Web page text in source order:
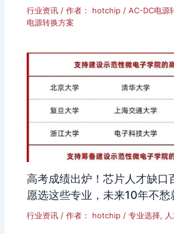
行业资讯 / 作者： hotchip /AC-DC电源
电源转换方案
高考成绩出炉！芯片人才缺口
愿选这些专业，未来10年不愁
行业资讯 / 作者： hotchip/专业选择,